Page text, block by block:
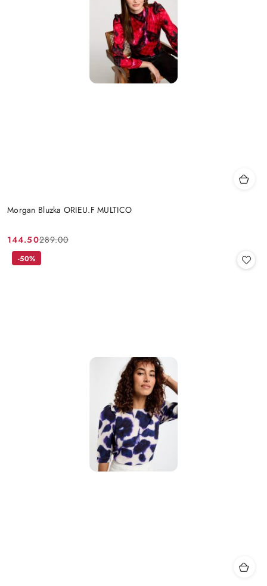
Morgan Bluzka ORIEU.F MULTICO
Cena
promocyjna:
144.50
Cena
przed
289.00
-50%